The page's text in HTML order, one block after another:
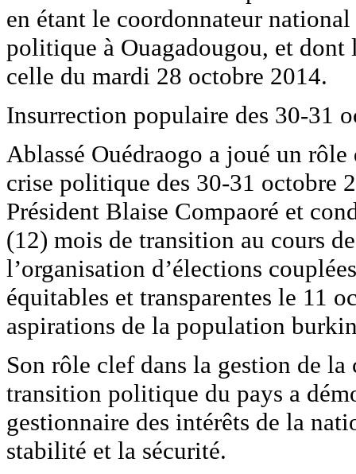
en étant le coordonnateur
politique à Ouagadougou, et dont
celle du mardi 28 octobre 2014.
Insurrection populaire des 30-31
Ablassé Ouédraogo a joué un
crise politique des 30-31 octobre
Président Blaise Compaoré et
(12) mois de transition au cours
l’organisation d’élections
équitables et transparentes le 11
aspirations de la population
Son rôle clef dans la gestion de
transition politique du pays a
gestionnaire des intérêts de la
stabilité et la sécurité.